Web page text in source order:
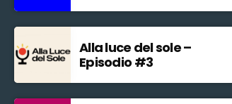
Alla luce del sole –
Episodio #3